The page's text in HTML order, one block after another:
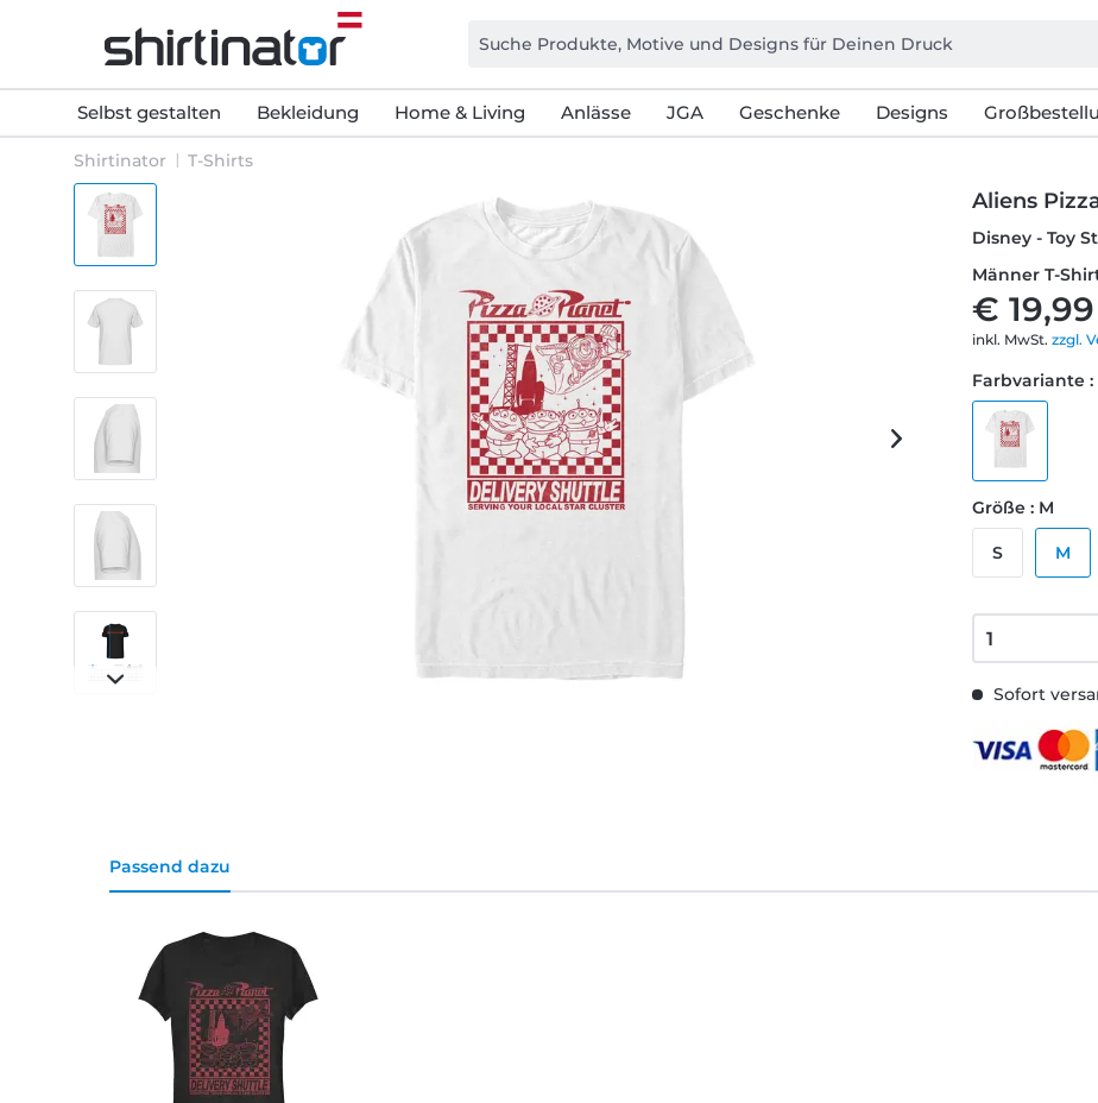
Selbst gestalten Bekleidung Home & Living Anlässe JGA Geschenke Designs
Shirtinator T-Shirts
Aliens
Disney - Toy
Männer T-
€ 19,99
inkl. MwSt.zzgl.
Sofort
Farbvariante :
Größe : M
S M
Passend dazu